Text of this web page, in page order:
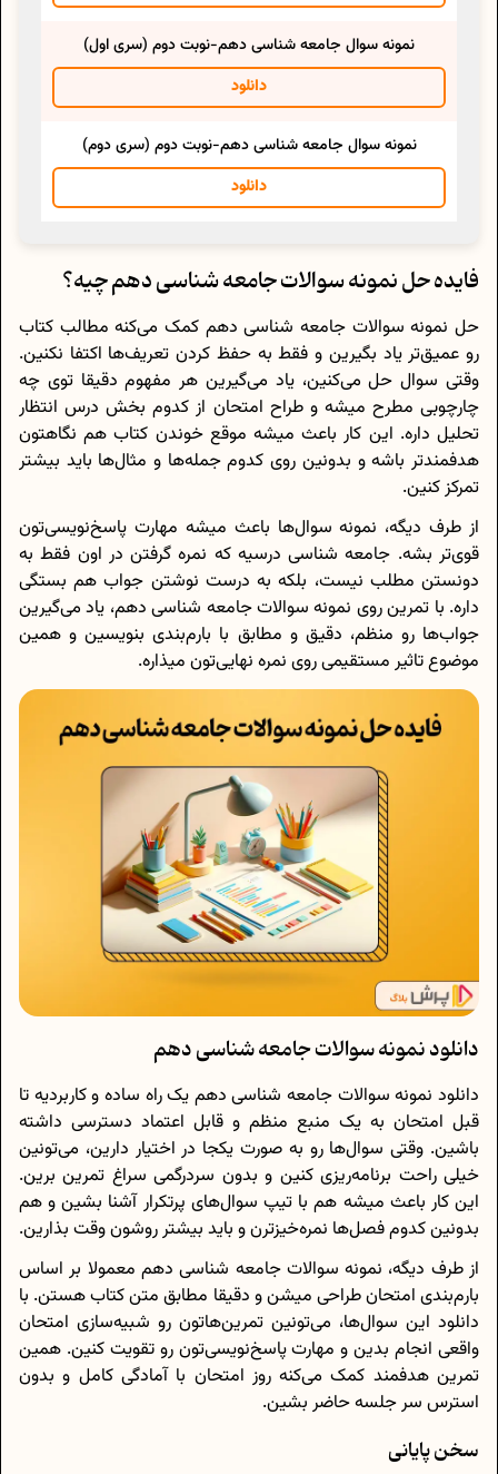
نمونه سوال جامعه شناسی دهم-نوبت دوم (سری اول)
دانلود
نمونه سوال جامعه شناسی دهم-نوبت دوم (سری دوم)
دانلود
فایده حل نمونه سوالات جامعه شناسی دهم چیه؟
حل نمونه سوالات جامعه شناسی دهم کمک می‌کنه مطالب کتاب
رو عمیق‌تر یاد بگیرین و فقط به حفظ کردن تعریف‌ها اکتفا نکنین.
وقتی سوال حل می‌کنین، یاد می‌گیرین هر مفهوم دقیقا توی چه
چارچوبی مطرح میشه و طراح امتحان از کدوم بخش درس انتظار
تحلیل داره. این کار باعث میشه موقع خوندن کتاب هم نگاهتون
هدفمندتر باشه و بدونین روی کدوم جمله‌ها و مثال‌ها باید بیشتر
تمرکز کنین.
از طرف دیگه، نمونه سوال‌ها باعث میشه مهارت پاسخ‌نویسی‌تون
قوی‌تر بشه. جامعه شناسی درسیه که نمره گرفتن در اون فقط به
دونستن مطلب نیست، بلکه به درست نوشتن جواب هم بستگی
داره. با تمرین روی نمونه سوالات جامعه شناسی دهم، یاد می‌گیرین
جواب‌ها رو منظم، دقیق و مطابق با بارم‌بندی بنویسین و همین
موضوع تاثیر مستقیمی روی نمره نهایی‌تون میذاره.
دانلود نمونه سوالات جامعه شناسی دهم
دانلود نمونه سوالات جامعه شناسی دهم یک راه ساده و کاربردیه تا
قبل امتحان به یک منبع منظم و قابل اعتماد دسترسی داشته
باشین. وقتی سوال‌ها رو به صورت یکجا در اختیار دارین، می‌تونین
خیلی راحت برنامه‌ریزی کنین و بدون سردرگمی سراغ تمرین برین.
این کار باعث میشه هم با تیپ سوال‌های پرتکرار آشنا بشین و هم
بدونین کدوم فصل‌ها نمره‌خیزترن و باید بیشتر روشون وقت بذارین.
از طرف دیگه، نمونه سوالات جامعه شناسی دهم معمولا بر اساس
بارم‌بندی امتحان طراحی میشن و دقیقا مطابق متن کتاب هستن. با
دانلود این سوال‌ها، می‌تونین تمرین‌هاتون رو شبیه‌سازی امتحان
واقعی انجام بدین و مهارت پاسخ‌نویسی‌تون رو تقویت کنین. همین
تمرین هدفمند کمک می‌کنه روز امتحان با آمادگی کامل و بدون
استرس سر جلسه حاضر بشین.
سخن پایانی